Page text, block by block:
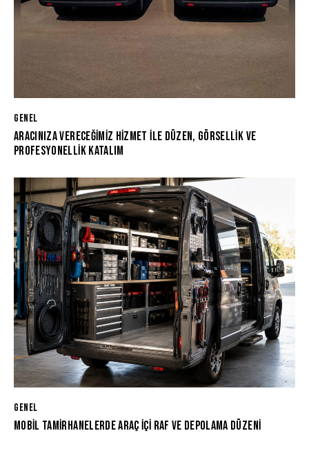
GENEL
ARACINIZA VERECEĞIMIZ HIZMET İLE DÜZEN, GÖRSELLIK VE
PROFESYONELLIK KATALIM
GENEL
MOBIL TAMIRHANELERDE ARAÇ İÇI RAF VE DEPOLAMA DÜZENI